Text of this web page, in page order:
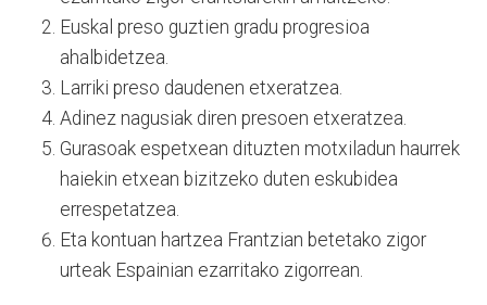
Euskal preso guztien gradu progresioa
ahalbidetzea.
Larriki preso daudenen etxeratzea.
Adinez nagusiak diren presoen etxeratzea.
Gurasoak espetxean dituzten motxiladun haurrek
haiekin etxean bizitzeko duten eskubidea
errespetatzea.
Eta kontuan hartzea Frantzian betetako zigor
urteak Espainian ezarritako zigorrean.